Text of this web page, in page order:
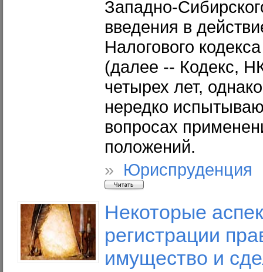
Западно-
введения в
Налогового
(далее -- Кодекс,
четырех лет,
нередко
вопросах
положений.
»
Некоторые
регистрации
имущество и